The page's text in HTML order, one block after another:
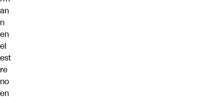
an
n
en
el
est
re
no
en